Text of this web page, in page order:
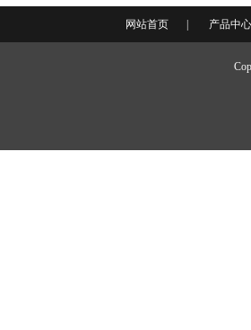
网站首页 产品中心